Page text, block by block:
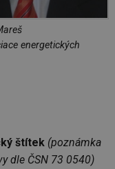
energetických
štítek (poznámka
dle ČSN 73 0540)